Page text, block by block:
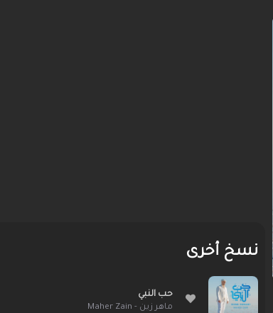
نسخ أخرى
حب النبي
ماهر زين - Maher Zain